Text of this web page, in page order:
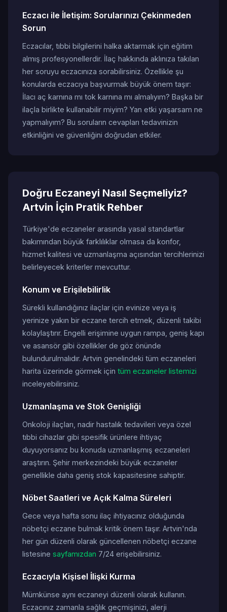
Eczacı ile İletişim: Sorularınızı Çekinmeden
Sorun
Eczacılar, tıbbi bilgilerini halka aktarmak için eğitim
almış profesyonellerdir. İlaç hakkında aklınıza takılan
her soruyu eczacınıza sorabilirsiniz. Özellikle şu
konularda eczacıya başvurmak büyük önem taşır:
İlacı aç karnına mı tok karnına mı almalıyım? Başka bir
ilaçla birlikte kullanabilir miyim? Yan etki yaşarsam ne
yapmalıyım? Bu soruların cevapları tedavinizin
etkinliğini ve güvenliğini doğrudan etkiler.
Doğru Eczaneyi Nasıl Seçmeliyiz?
Artvin İçin Pratik Rehber
Türkiye'de eczaneler arasında yasal standartlar
bakımından büyük farklılıklar olmasa da konfor,
hizmet kalitesi ve uzmanlaşma açısından tercihlerinizi
belirleyecek kriterler mevcuttur.
Konum ve Erişilebilirlik
Sürekli kullandığınız ilaçlar için evinize veya iş
yerinize yakın bir eczane tercih etmek, düzenli takibi
kolaylaştırır. Engelli erişimine uygun rampa, geniş kapı
ve asansör gibi özellikler de göz önünde
bulundurulmalıdır. Artvin genelindeki tüm eczaneleri
harita üzerinde görmek için tüm eczaneler listemizi
inceleyebilirsiniz.
Uzmanlaşma ve Stok Genişliği
Onkoloji ilaçları, nadir hastalık tedavileri veya özel
tıbbi cihazlar gibi spesifik ürünlere ihtiyaç
duyuyorsanız bu konuda uzmanlaşmış eczaneleri
araştırın. Şehir merkezindeki büyük eczaneler
genellikle daha geniş stok kapasitesine sahiptir.
Nöbet Saatleri ve Açık Kalma Süreleri
Gece veya hafta sonu ilaç ihtiyacınız olduğunda
nöbetçi eczane bulmak kritik önem taşır. Artvin'nda
her gün düzenli olarak güncellenen nöbetçi eczane
listesine sayfamızdan 7/24 erişebilirsiniz.
Eczacıyla Kişisel İlişki Kurma
Mümkünse aynı eczaneyi düzenli olarak kullanın.
Eczacınız zamanla sağlık geçmişinizi, alerji